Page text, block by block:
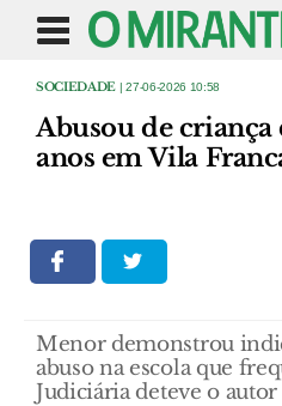
SOCIEDADE | 27-06-2026 10:58
Abusou de
anos em Vila
Menor demonstrou
abuso na escola que
Judiciária deteve o autor